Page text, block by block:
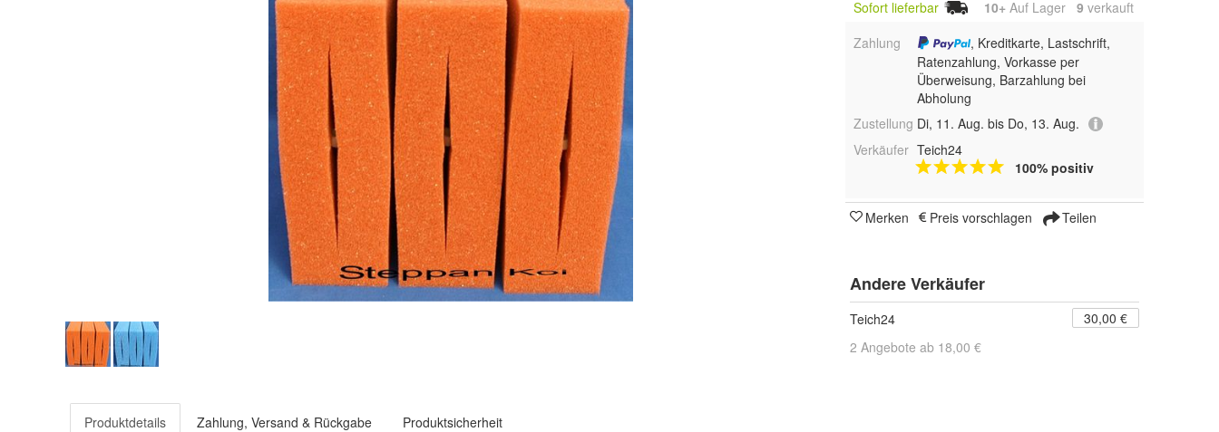
Sofort lieferbar 10+ Auf Lager 9 verkauft
Zahlung
, Kreditkarte, Lastschrift,
Ratenzahlung, Vorkasse per
Überweisung, Barzahlung bei
Abholung
Zustellung Di, 11. Aug. bis Do, 13. Aug.
Verkäufer Teich24
100% positiv
Merken Preis vorschlagen Teilen
Andere Verkäufer
Teich24
30,00 €
2 Angebote ab 18,00 €
Produktdetails Zahlung, Versand & Rückgabe Produktsicherheit